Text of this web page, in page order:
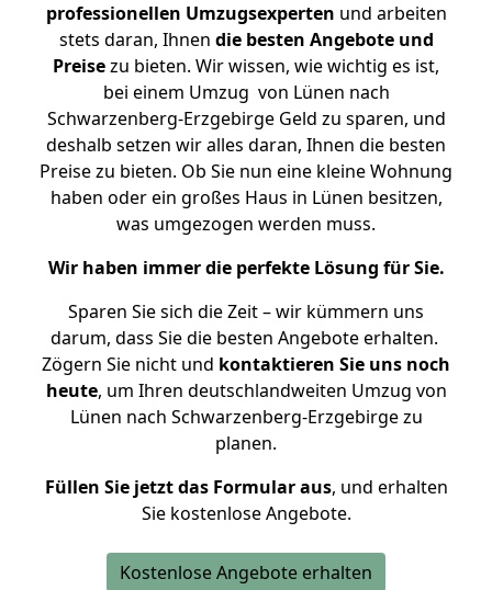
professionellen Umzugsexperten und arbeiten
stets daran, Ihnen die besten Angebote und
Preisezu bieten. Wir wissen, wie wichtig es ist,
bei einem Umzug von Lünen nach
Schwarzenberg-Erzgebirge Geld zu sparen, und
deshalb setzen wir alles daran, Ihnen die besten
Preise zu bieten. Ob Sie nun eine kleine Wohnung
haben oder ein großes Haus in Lünen besitzen,
was umgezogen werden muss.
Wir haben immer die perfekte Lösung für Sie.
Sparen Sie sich die Zeit – wir kümmern uns
darum, dass Sie die besten Angebote erhalten.
Zögern Sie nicht und kontaktieren Sie uns noch
heute, um Ihren deutschlandweiten Umzug von
Lünen nach Schwarzenberg-Erzgebirge zu
planen.
Füllen Sie jetzt das Formular aus, und erhalten
Sie kostenlose Angebote.
Kostenlose Angebote erhalten